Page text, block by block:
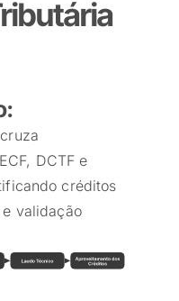
DCTF e
créditos
validação